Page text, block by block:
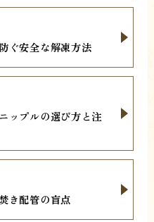
ぐ安全な解凍方法
ップルの選び方と注
き配管の盲点